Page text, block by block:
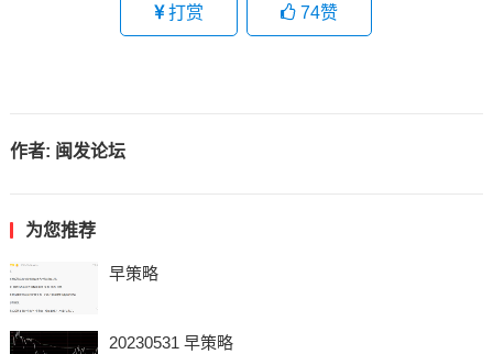
打赏 74赞
作者: 闽发论坛
为您推荐
早策略
20230531 早策略